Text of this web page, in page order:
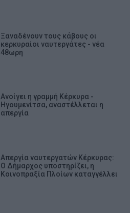
Ξαναδένουν τους κάβους οι
κερκυραίοι ναυτεργάτες - νέα
48ωρη
Ανοίγει η γραμμή Κέρκυρα -
Ηγουμενίτσα, αναστέλλεται η
απεργία
Απεργία ναυτεργατών Κέρκυρας:
Ο Δήμαρχος υποστηρίζει, η
Κοινοπραξία Πλοίων καταγγέλλει